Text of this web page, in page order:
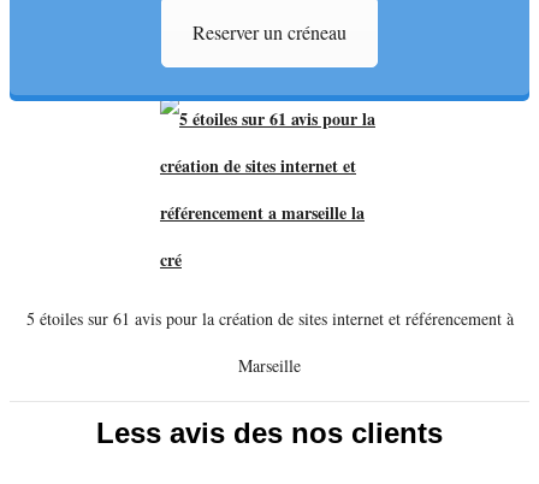
Reserver un créneau
5 étoiles sur 61 avis pour la création de sites internet et référencement à
Marseille
Less avis des nos clients